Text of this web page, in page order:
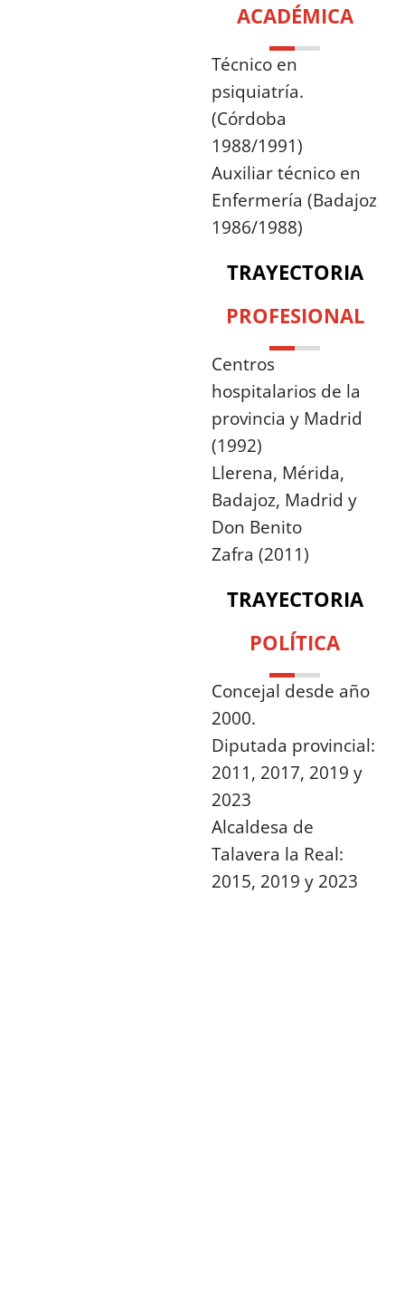
ACADÉMICA
Técnico en
psiquiatría.
(Córdoba
1988/1991)
Auxiliar técnico en
Enfermería (Badajoz
1986/1988)
TRAYECTORIA
PROFESIONAL
Centros
hospitalarios de la
provincia y Madrid
(1992)
Llerena, Mérida,
Badajoz, Madrid y
Don Benito
Zafra (2011)
TRAYECTORIA
POLÍTICA
Concejal desde año
2000.
Diputada provincial:
2011, 2017, 2019 y
2023
Alcaldesa de
Talavera la Real:
2015, 2019 y 2023